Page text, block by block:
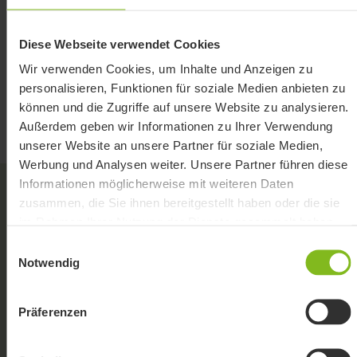
Diese Webseite verwendet Cookies
Wir verwenden Cookies, um Inhalte und Anzeigen zu
personalisieren, Funktionen für soziale Medien anbieten zu
können und die Zugriffe auf unsere Website zu analysieren.
Außerdem geben wir Informationen zu Ihrer Verwendung
unserer Website an unsere Partner für soziale Medien,
Werbung und Analysen weiter. Unsere Partner führen diese
Informationen möglicherweise mit weiteren Daten
zusammen, die Sie ihnen bereitgestellt haben oder die sie
Notwendig
Präferenzen
hinterlege Ansprechpartner, Notizen, sowie
individuelle Zahlungsziele.